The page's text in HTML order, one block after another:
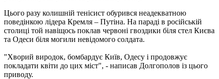
Цього разу колишній тенісист обурився неадекватною
поведінкою лідера Кремля – Путіна. На параді в російській
столиці той навіщось поклав червоні гвоздики біля стел Києва
та Одеси біля могили невідомого солдата.
"Хворий виродок, бомбардує Київ, Одесу і продовжує
покладати квіти до цих міст", - написав Долгополов із цього
приводу.